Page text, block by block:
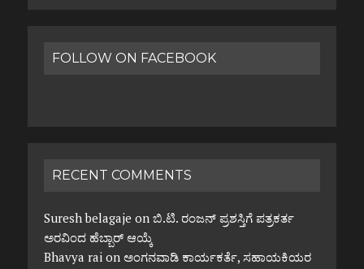
FOLLOW ON FACEBOOK
RECENT COMMENTS
Suresh belagaje on ಬಿ.ಟಿ. ರಂಜನ್ ಪ್ರಶಸ್ತಿಗೆ ಪತ್ರಕರ್ತ
ಅರವಿಂದ ಹೆಬ್ಬಾರ್ ಆಯ್ಕೆ
Bhavya raion ಅಂಗನವಾಡಿ ಕಾರ್ಯಕರ್ತೆ, ಸಹಾಯಕಿಯರ